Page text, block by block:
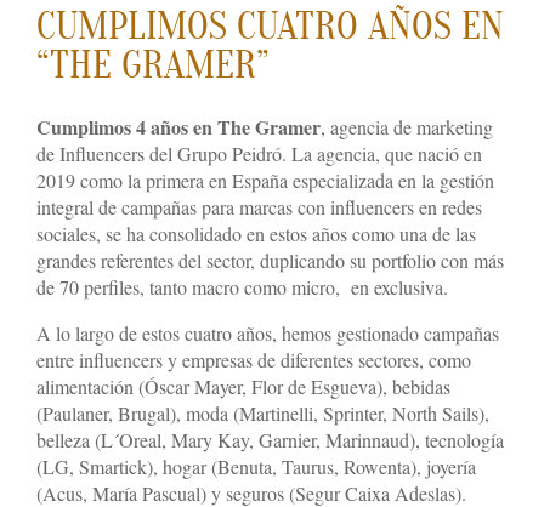
CUMPLIMOS CUATRO AÑOS EN
“THE GRAMER”
Cumplimos 4 añosenThe Gramer, agencia de marketing
de Influencers del Grupo Peidró. La agencia, que nació en
2019 como la primera en España especializada en la gestión
integral de campañas para marcas con influencers en redes
sociales, se ha consolidado en estos años como una de las
grandes referentes del sector, duplicando su portfolio con más
de 70 perfiles, tanto macro como micro, en exclusiva.
A lo largo de estos cuatro años, hemos gestionado campañas
entre influencers y empresas de diferentes sectores, como
alimentación (Óscar Mayer, Flor de Esgueva), bebidas
(Paulaner, Brugal), moda (Martinelli, Sprinter, North Sails),
belleza (L´Oreal, Mary Kay, Garnier, Marinnaud), tecnología
(LG, Smartick), hogar (Benuta, Taurus, Rowenta), joyería
(Acus, María Pascual) y seguros (Segur Caixa Adeslas).